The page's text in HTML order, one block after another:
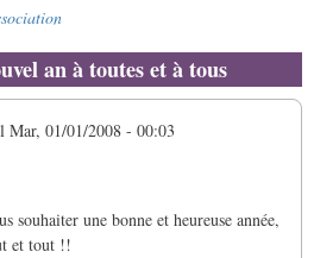
an à toutes et à tous
Mar, 01/01/2008 - 00:03
souhaiter une bonne et heureuse année,
et tout !!